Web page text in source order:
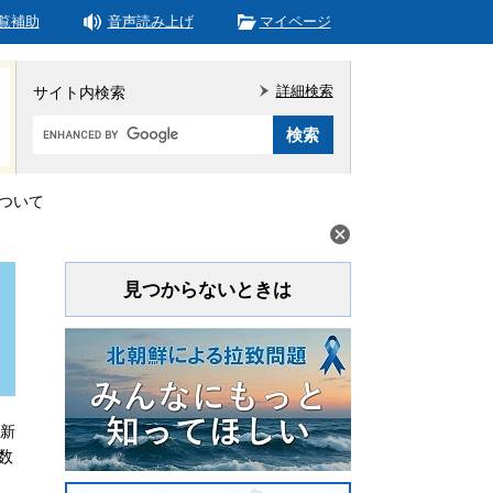
補助 音声読み上げ マイページ
サイト内検索
Google
タ
ム
詳細検索
いて
見つからないときは